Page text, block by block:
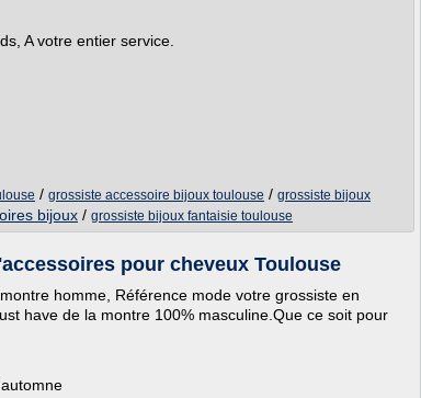
A votre entier service.
/ grossiste accessoire bijoux toulouse / grossiste bijoux
bijoux / grossiste bijoux fantaisie toulouse
pour cheveux Toulouse
homme, Référence mode votre grossiste en
have de la montre 100% masculine.Que ce soit pour